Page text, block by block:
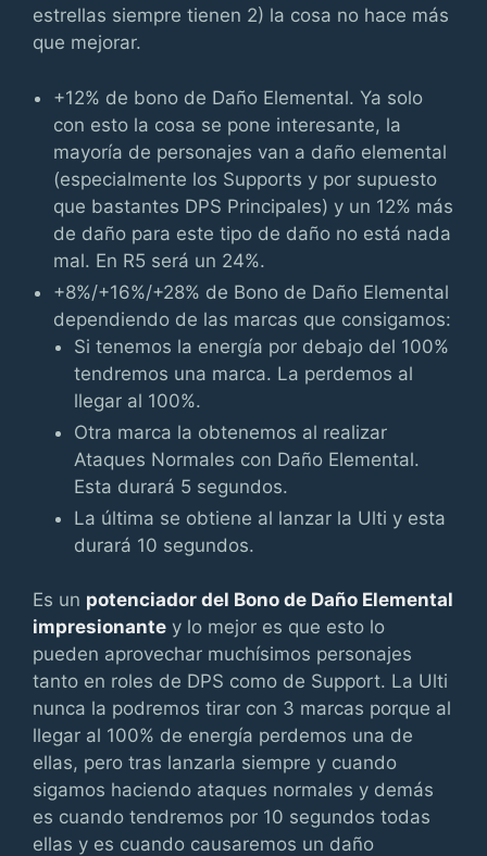
estrellas siempre tienen 2) la cosa no hace más
que mejorar.
+12% de bono de Daño Elemental. Ya solo
con esto la cosa se pone interesante, la
mayoría de personajes van a daño elemental
(especialmente los Supports y por supuesto
que bastantes DPS Principales) y un 12% más
de daño para este tipo de daño no está nada
mal. En R5 será un 24%.
+8%/+16%/+28% de Bono de Daño Elemental
dependiendo de las marcas que consigamos:
Si tenemos la energía por debajo del 100%
tendremos una marca. La perdemos al
llegar al 100%.
Otra marca la obtenemos al realizar
Ataques Normales con Daño Elemental.
Esta durará 5 segundos.
La última se obtiene al lanzar la Ulti y esta
durará 10 segundos.
Es un potenciador del Bono de Daño Elemental
impresionante y lo mejor es que esto lo
pueden aprovechar muchísimos personajes
tanto en roles de DPS como de Support. La Ulti
nunca la podremos tirar con 3 marcas porque al
llegar al 100% de energía perdemos una de
ellas, pero tras lanzarla siempre y cuando
sigamos haciendo ataques normales y demás
es cuando tendremos por 10 segundos todas
ellas y es cuando causaremos un daño